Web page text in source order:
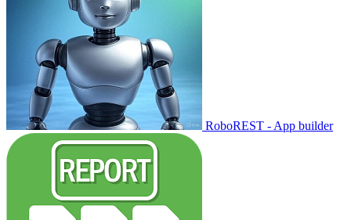
RoboREST - App builder